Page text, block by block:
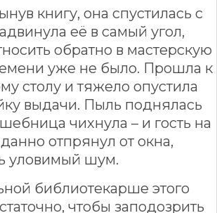
книгу, она спустилась с
её в самый угол,
обратно в мастерскую
уже не было. Прошла к
столу и тяжело опустила
выдачи. Пыль поднялась
чихнула – и гость на
отпрянул от окна,
уловимый шум.
библиотекарше этого
чтобы заподозрить